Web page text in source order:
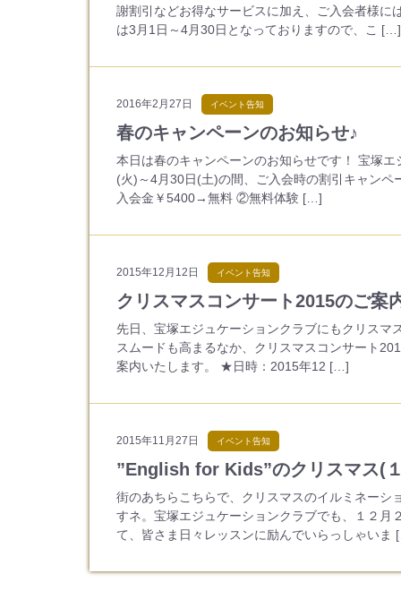
謝割引などお得なサービスに加え、ご入会者様に
は3月1日～4月30日となっておりますので、こ […]
2016年2月27日 イベント告知
春のキャンペーンのお知らせ♪
本日は春のキャンペーンのお知らせです！ 宝塚
(火)～4月30日(土)の間、ご入会時の割引キャン
入会金￥5400→無料 ②無料体験 […]
2015年12月12日 イベント告知
クリスマスコンサート2015のご案
先日、宝塚エジュケーションクラブにもクリスマ
スムードも高まるなか、クリスマスコンサート
案内いたします。 ★日時：2015年12 […]
2015年11月27日 イベント告知
”English for Kids”のクリスマス(
街のあちらこちらで、クリスマスのイルミネーシ
すネ。宝塚エジュケーションクラブでも、１２月
て、皆さま日々レッスンに励んでいらっしゃいま